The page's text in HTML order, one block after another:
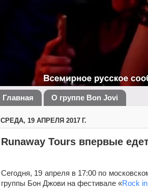
Главная О группе Bon Jovi
СРЕДА, 19 АПРЕЛЯ 2017 Г.
Runaway Tours впервые
Сегодня, 19 апреля в 17:00 по
группы Бон Джови на фестивале «Rock